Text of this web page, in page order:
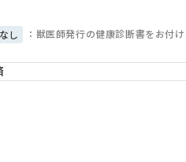
し
：獣医師発行の健康診断書をお付け